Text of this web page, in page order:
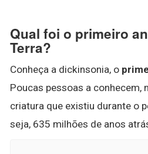
Qual foi o primeiro
Terra?
Conheça a dickinsonia, o
Poucas pessoas a conhecem,
criatura que existiu durante o
seja, 635 milhões de anos